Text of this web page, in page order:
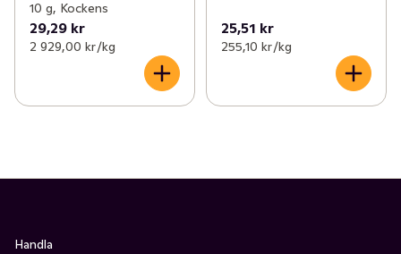
10 g, Kockens
29,29 kr
2 929,00 kr /kg
25,51 kr
255,10 kr /kg
Handla